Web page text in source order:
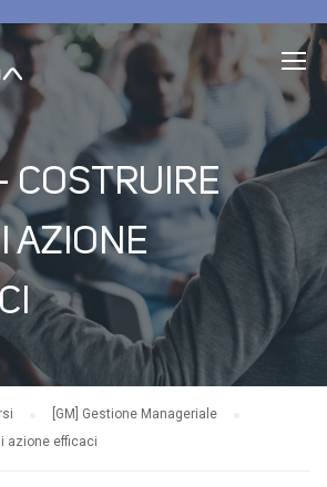
COSTRUIRE
AZIONE
[GM] Gestione Manageriale
azione efficaci